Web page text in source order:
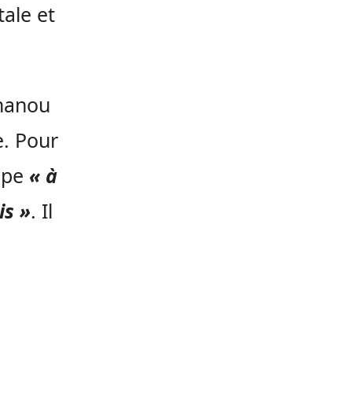
et
Pour
« à
». Il